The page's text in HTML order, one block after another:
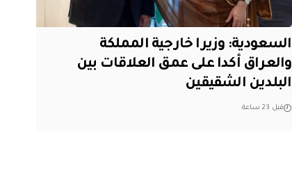
السعودية: وزيرا خارجية المملكة
والعراق أكدا على عمق العلاقات بين
البلدين الشقيقين
قبل 23 ساعة